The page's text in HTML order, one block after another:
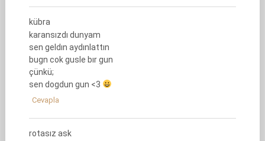
kübra
karansızdı dunyam
sen geldın aydınlattın
bugn cok gusle bır gun
çünkü;
sen dogdun gun <3
Cevapla
rotasız ask